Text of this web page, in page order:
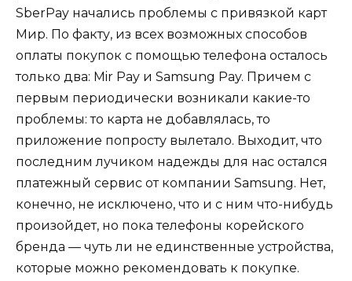
SberPay начались проблемы с привязкой карт
Мир. По факту, из всех возможных способов
оплаты покупок с помощью телефона осталось
только два: Mir Pay и Samsung Pay. Причем с
первым периодически возникали какие-то
проблемы: то карта не добавлялась, то
приложение попросту вылетало. Выходит, что
последним лучиком надежды для нас остался
платежный сервис от компании Samsung. Нет,
конечно, не исключено, что и с ним что-нибудь
произойдет, но пока телефоны корейского
бренда — чуть ли не единственные устройства,
которые можно рекомендовать к покупке.